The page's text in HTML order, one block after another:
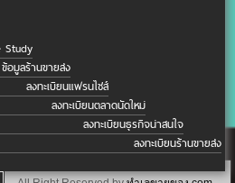
Study
ข้อมูลร้านขายส่ง
ลงทะเบียนแฟรนไชส์
ลงทะเบียนตลาดนัดใหม่
ลงทะเบียนธุรกิจน่าสนใจ
ลงทะเบียนร้านขายส่ง